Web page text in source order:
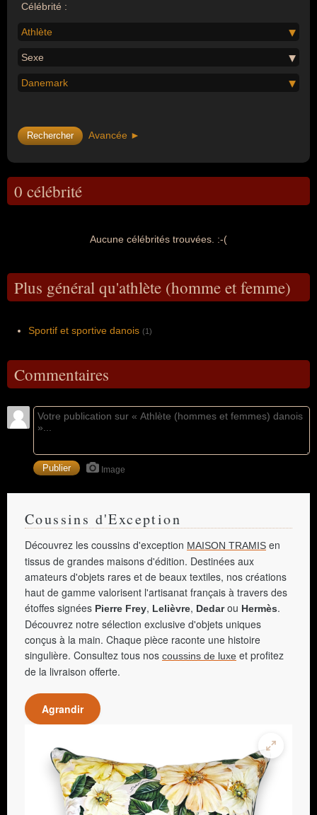
Célébrité :
Athlète
Sexe
Danemark
Avancée ►
0 célébrité
Aucune célébrités trouvées. :-(
Plus général qu'athlète (homme et femme)
Sportif et sportive danois (1)
Commentaires
Image
Coussins d'Exception
Découvrez les coussins d'exception MAISON TRAMIS en
tissus de grandes maisons d'édition. Destinées aux
amateurs d'objets rares et de beaux textiles, nos créations
haut de gamme valorisent l'artisanat français à travers des
étoffes signées Pierre Frey, Lelièvre, Dedarou Hermès.
Découvrez notre sélection exclusive d'objets uniques
conçus à la main. Chaque pièce raconte une histoire
singulière. Consultez tous nos coussins de luxe et profitez
de la livraison offerte.
Agrandir